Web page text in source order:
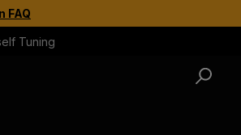
FAQ
Tuning